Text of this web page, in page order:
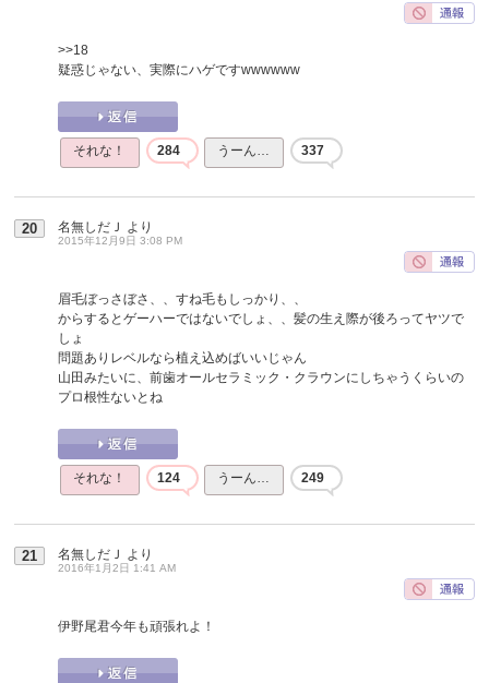
>>18
疑惑じゃない、実際にハゲですwwwwww
それな！ 284 うーん… 337
20 名無しだＪ より
2015年12月9日 3:08 PM
眉毛ぼっさぼさ、、すね毛もしっかり、、
からするとゲーハーではないでしょ、、髪の生え際が後ろってヤツで
しょ
問題ありレベルなら植え込めばいいじゃん
山田みたいに、前歯オールセラミック・クラウンにしちゃうくらいの
プロ根性ないとね
それな！ 124 うーん… 249
21 名無しだＪ より
2016年1月2日 1:41 AM
伊野尾君今年も頑張れよ！